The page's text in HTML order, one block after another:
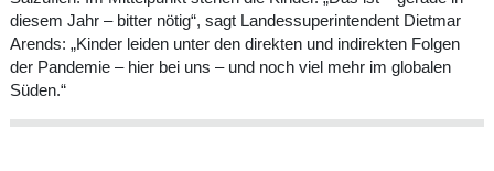
diesem Jahr – bitter nötig“, sagt Landessuperintendent Dietmar
Arends: „Kinder leiden unter den direkten und indirekten Folgen
der Pandemie – hier bei uns – und noch viel mehr im globalen
Süden.“